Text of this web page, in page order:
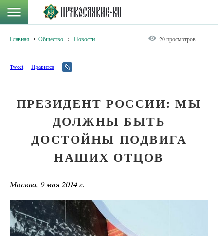
Главная Общество : Новости 20 просмотров
Tweet Нравится
ПРЕЗИДЕНТ РОССИИ: МЫ
ДОЛЖНЫ БЫТЬ
ДОСТОЙНЫ ПОДВИГА
НАШИХ ОТЦОВ
Москва, 9 мая 2014 г.